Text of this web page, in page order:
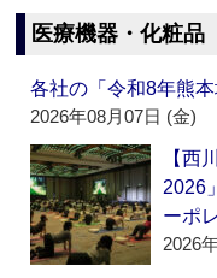
医療機器・化粧品
各社の「令和8年熊
2026年08月07日 (金)
【西
2026
ーポ
2026